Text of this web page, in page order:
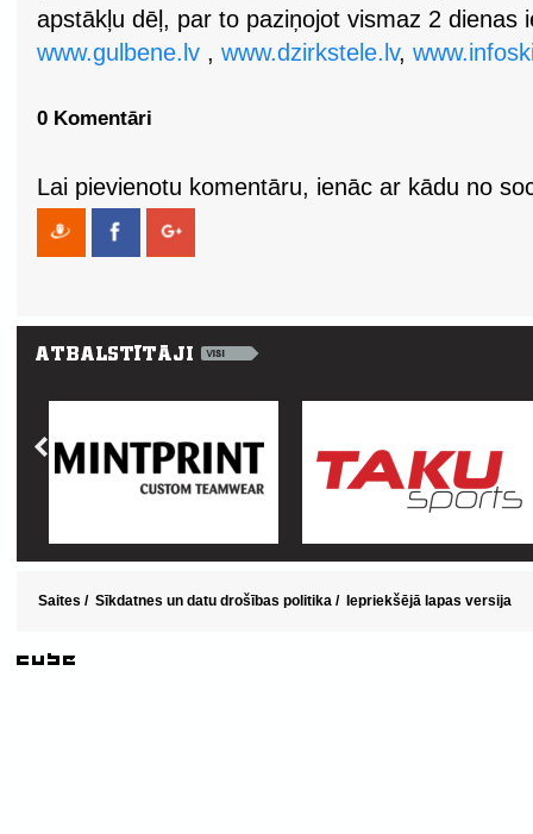
apstākļu dēļ, par to paziņojot vismaz 2 dienas
www.gulbene.lv , www.dzirkstele.lv,
0 Komentāri
Lai pievienotu komentāru, ienāc ar kādu no
Saites / Sīkdatnes un datu drošības politika / Iepriekšējā lapas versija